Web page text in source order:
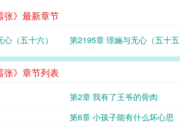
张》最新章节
（五十六） 第2195章 璟婳与无心（五十五
张》章节列表
第2章 我有了王爷的骨肉
第6章 小孩子能有什么坏心思